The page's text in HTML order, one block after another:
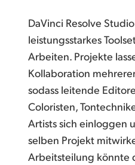
DaVinci Resolve
leistungsstarkes
Arbeiten. Projekte
Kollaboration
sodass leitende
Coloristen,
Artists sich einloggen
selben Projekt
Arbeitsteilung könnte